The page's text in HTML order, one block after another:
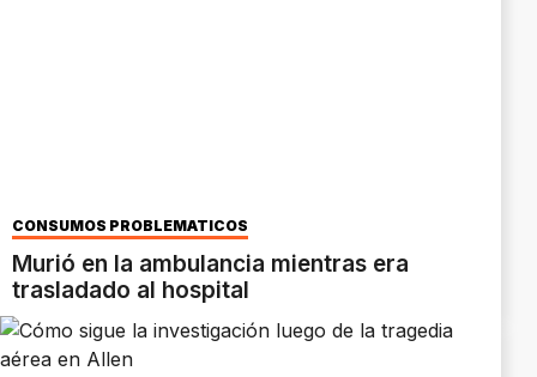
CONSUMOS PROBLEMÁTICOS
Murió en la ambulancia mientras era
trasladado al hospital